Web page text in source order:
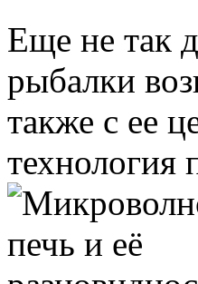
Еще не так
рыбалки
также с ее
технология